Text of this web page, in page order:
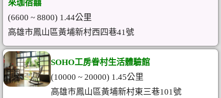
來珈宿囍
(6600 ~ 8800) 1.44公里
高雄市鳳山區黃埔新村西四巷41號
SOHO工房眷村生活體驗館
(10000 ~ 20000) 1.45公里
高雄市鳳山區黃埔新村東三巷101號